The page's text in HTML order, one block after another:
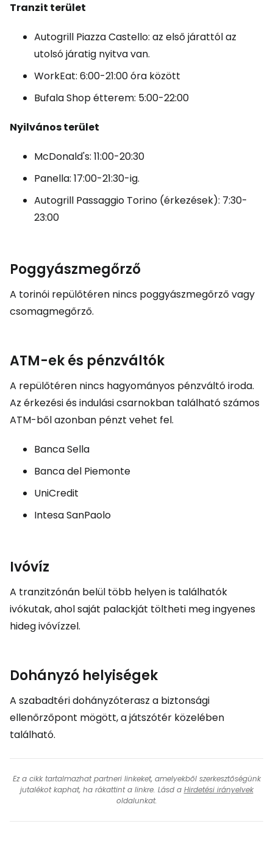
Tranzit terület
Autogrill Piazza Castello: az első járattól az
utolsó járatig nyitva van.
WorkEat: 6:00-21:00 óra között
Bufala Shop étterem: 5:00-22:00
Nyilvános terület
McDonald's: 11:00-20:30
Panella: 17:00-21:30-ig.
Autogrill Passaggio Torino (érkezések): 7:30-
23:00
Poggyászmegőrző
A torinói repülőtéren nincs poggyászmegőrző vagy
csomagmegőrző.
ATM-ek és pénzváltók
A repülőtéren nincs hagyományos pénzváltó iroda.
Az érkezési és indulási csarnokban található számos
ATM-ből azonban pénzt vehet fel.
Banca Sella
Banca del Piemonte
UniCredit
Intesa SanPaolo
Ivóvíz
A tranzitzónán belül több helyen is találhatók
ivókutak, ahol saját palackját töltheti meg ingyenes
hideg ivóvízzel.
Dohányzó helyiségek
A szabadtéri dohányzóterasz a biztonsági
ellenőrzőpont mögött, a játszótér közelében
található.
Ez a cikk tartalmazhat partneri linkeket, amelyekből szerkesztőségünk
jutalékot kaphat, ha rákattint a linkre. Lásd a Hirdetési irányelvek
oldalunkat.